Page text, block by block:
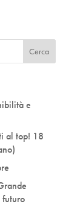
e
al top! 18